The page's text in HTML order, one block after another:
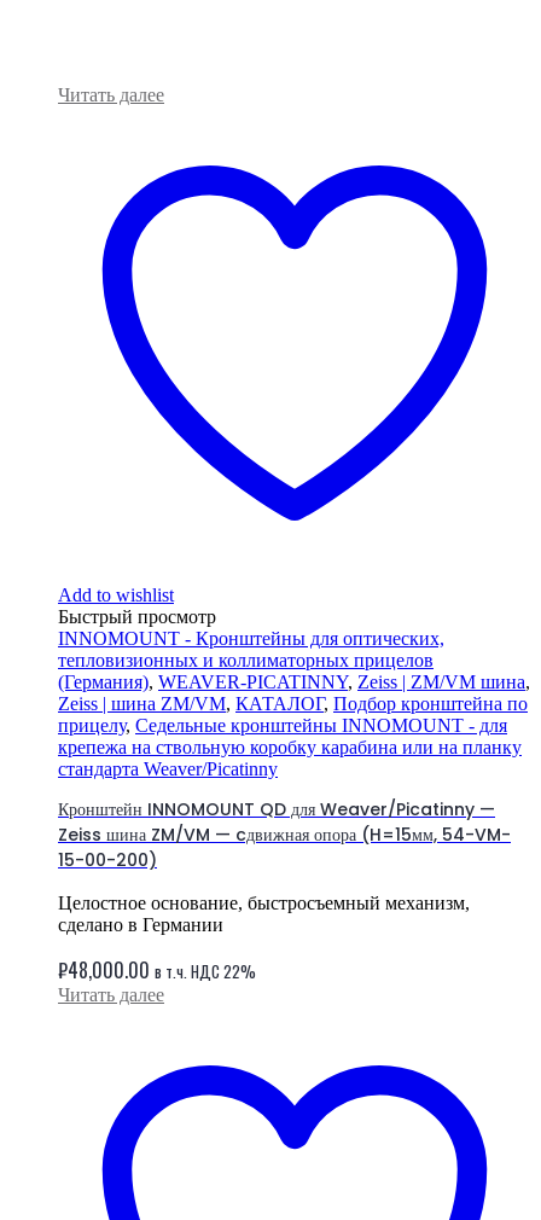
Читать далее
Add to wishlist
Быстрый просмотр
INNOMOUNT - Кронштейны для оптических,
тепловизионных и коллиматорных прицелов
(Германия), WEAVER-PICATINNY, Zeiss | ZM/VM шина,
Zeiss | шина ZM/VM, КАТАЛОГ, Подбор кронштейна по
прицелу, Седельные кронштейны INNOMOUNT - для
крепежа на ствольную коробку карабина или на планку
стандарта Weaver/Picatinny
Кронштейн INNOMOUNT QD для Weaver/Picatinny —
Zeiss шина ZM/VM — cдвижная опора (H=15мм, 54-VM-
15-00-200)
Целостное основание, быстросъемный механизм,
сделано в Германии
₽48,000.00 в т.ч. НДС 22%
Читать далее